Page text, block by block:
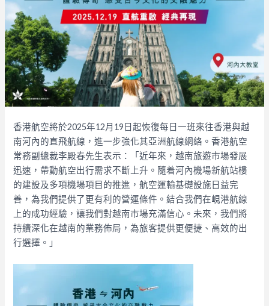
香港航空將於2025年12月 19 日起恢復每日一班來往香港與越
南河內的直飛航線，進一步強化其亞洲航線網絡。香港航空
常務副總裁李殿春先生表示：「近年來，越南旅遊市場發展
迅速，帶動航空出行需求不斷上升。 隨着河內機場新航站樓
的建設及多項機場項目的推進，航空運輸基礎設施日益完
善，為我們提供了更有利的營運條件。結合我們在峴港航線
上的成功經驗，讓我們對越南市場充滿信心。 未來，我們將
持續深化在越南的業務佈局，為旅客提供更便捷、高效的出
行選擇。」